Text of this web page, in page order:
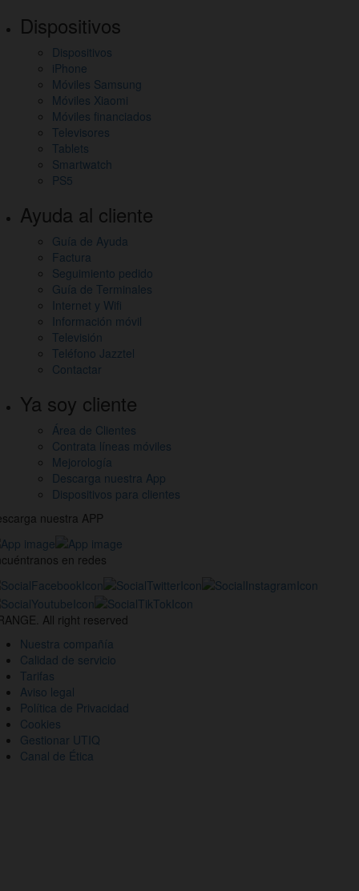
Dispositivos
Dispositivos
iPhone
Móviles Samsung
Móviles Xiaomi
Móviles financiados
Televisores
Tablets
Smartwatch
PS5
Ayuda al cliente
Guía de Ayuda
Factura
Seguimiento pedido
Guía de Terminales
Internet y Wifi
Información móvil
Televisión
Teléfono Jazztel
Contactar
Ya soy cliente
Área de Clientes
Contrata líneas móviles
Mejorología
Descarga nuestra App
Dispositivos para clientes
nuestra APP
en redes
All right reserved
Nuestra compañía
Calidad de servicio
Tarifas
Aviso legal
Política de Privacidad
Cookies
Gestionar UTIQ
Canal de Ética